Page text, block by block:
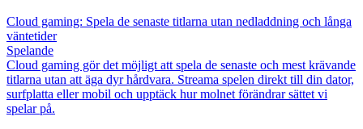
Cloud gaming: Spela de senaste titlarna utan nedladdning och långa
väntetider
Spelande
Cloud gaming gör det möjligt att spela de senaste och mest krävande
titlarna utan att äga dyr hårdvara. Streama spelen direkt till din dator,
surfplatta eller mobil och upptäck hur molnet förändrar sättet vi
spelar på.